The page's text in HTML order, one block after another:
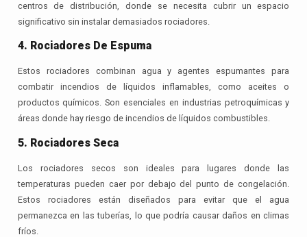
centros de distribución, donde se necesita cubrir un espacio
significativo sin instalar demasiados rociadores.
4. Rociadores De Espuma
Estos rociadores combinan agua y agentes espumantes para
combatir incendios de líquidos inflamables, como aceites o
productos químicos. Son esenciales en industrias petroquímicas y
áreas donde hay riesgo de incendios de líquidos combustibles.
5. Rociadores Seca
Los rociadores secos son ideales para lugares donde las
temperaturas pueden caer por debajo del punto de congelación.
Estos rociadores están diseñados para evitar que el agua
permanezca en las tuberías, lo que podría causar daños en climas
fríos.